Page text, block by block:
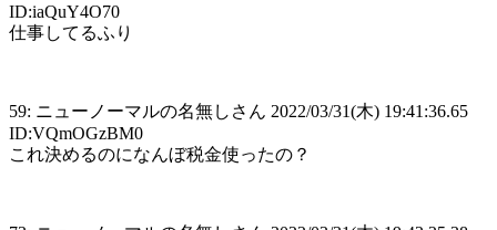
ID:iaQuY4O70
仕事してるふり
59: ニューノーマルの名無しさん 2022/03/31(木) 19:41:36.65
ID:VQmOGzBM0
これ決めるのになんぼ税金使ったの？